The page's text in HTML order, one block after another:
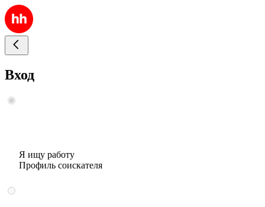
Вход
Я ищу работу
Профиль соискателя